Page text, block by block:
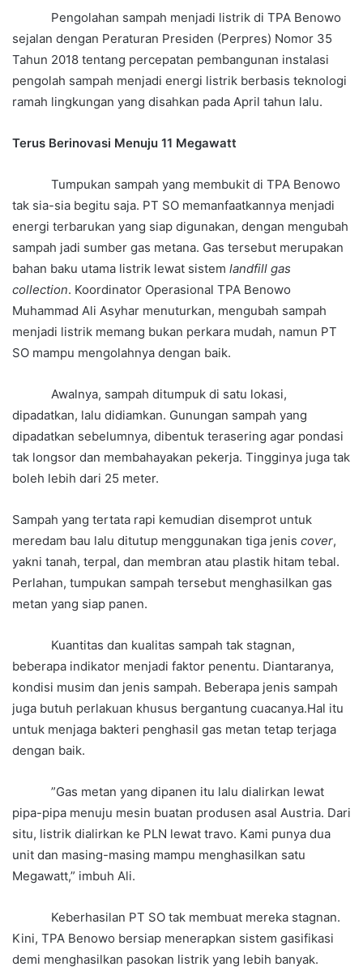
Pengolahan sampah menjadi listrik di TPA Benowo
sejalan dengan Peraturan Presiden (Perpres) Nomor 35
Tahun 2018 tentang percepatan pembangunan instalasi
pengolah sampah menjadi energi listrik berbasis teknologi
ramah lingkungan yang disahkan pada April tahun lalu.
Terus Berinovasi Menuju 11 Megawatt
Tumpukan sampah yang membukit di TPA Benowo
tak sia-sia begitu saja. PT SO memanfaatkannya menjadi
energi terbarukan yang siap digunakan, dengan mengubah
sampah jadi sumber gas metana. Gas tersebut merupakan
bahan baku utama listrik lewat sistem landfill gas
collection. Koordinator Operasional TPA Benowo
Muhammad Ali Asyhar menuturkan, mengubah sampah
menjadi listrik memang bukan perkara mudah, namun PT
SO mampu mengolahnya dengan baik.
Awalnya, sampah ditumpuk di satu lokasi,
dipadatkan, lalu didiamkan. Gunungan sampah yang
dipadatkan sebelumnya, dibentuk terasering agar pondasi
tak longsor dan membahayakan pekerja. Tingginya juga tak
boleh lebih dari 25 meter.
Sampah yang tertata rapi kemudian disemprot untuk
meredam bau lalu ditutup menggunakan tiga jenis cover,
yakni tanah, terpal, dan membran atau plastik hitam tebal.
Perlahan, tumpukan sampah tersebut menghasilkan gas
metan yang siap panen.
Kuantitas dan kualitas sampah tak stagnan,
beberapa indikator menjadi faktor penentu. Diantaranya,
kondisi musim dan jenis sampah. Beberapa jenis sampah
juga butuh perlakuan khusus bergantung cuacanya.Hal itu
untuk menjaga bakteri penghasil gas metan tetap terjaga
dengan baik.
”Gas metan yang dipanen itu lalu dialirkan lewat
pipa-pipa menuju mesin buatan produsen asal Austria. Dari
situ, listrik dialirkan ke PLN lewat travo. Kami punya dua
unit dan masing-masing mampu menghasilkan satu
Megawatt,” imbuh Ali.
Keberhasilan PT SO tak membuat mereka stagnan.
Kini, TPA Benowo bersiap menerapkan sistem gasifikasi
demi menghasilkan pasokan listrik yang lebih banyak.